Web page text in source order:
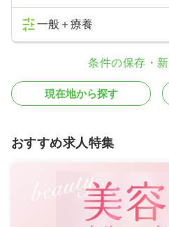
一般＋療養
条件の保存・
現在地から探す
おすすめ求人特集